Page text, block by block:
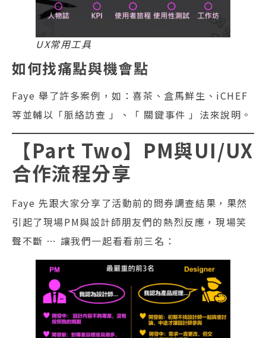
UX常用工具
如何找痛點與機會點
Faye 舉了許多案例，如：喜茶、盒馬鮮生、iCHEF
等並輔以「脈絡訪查 」、「 關鍵事件 」法來說明。
【Part Two】PM與UI/UX
合作流程分享
Faye 先跟大家分享了活動前的問券調查結果，果然
引起了現場PM與設計師朋友們的熱烈反應，現場笑
聲不斷 … 讓我們一起看看前三名：